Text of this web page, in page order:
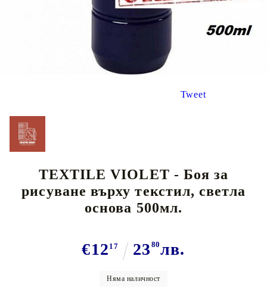
Tweet
TEXTILE VIOLET - Боя за
рисуване върху текстил, светла
основа 500мл.
€12 17 23 80лв.
Няма наличност